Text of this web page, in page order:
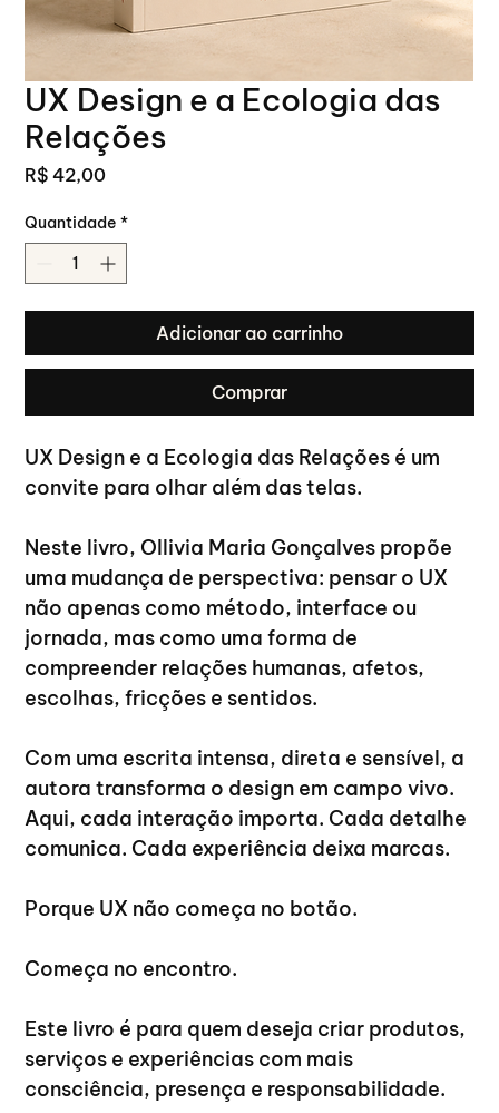
UX Design e a Ecologia das
Relações
R$ 42,00Preço
Quantidade *
Adicionar ao carrinho
Comprar
UX Design e a Ecologia das Relações é um
convite para olhar além das telas.
Neste livro, Ollivia Maria Gonçalves propõe
uma mudança de perspectiva: pensar o UX
não apenas como método, interface ou
jornada, mas como uma forma de
compreender relações humanas, afetos,
escolhas, fricções e sentidos.
Com uma escrita intensa, direta e sensível, a
autora transforma o design em campo vivo.
Aqui, cada interação importa. Cada detalhe
comunica. Cada experiência deixa marcas.
Porque UX não começa no botão.
Começa no encontro.
Este livro é para quem deseja criar produtos,
serviços e experiências com mais
consciência, presença e responsabilidade.